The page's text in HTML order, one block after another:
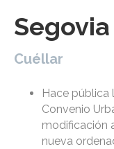
Segovia
Cuéllar
Hace pública
Convenio
modificación
nueva